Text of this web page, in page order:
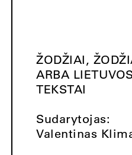
ŽODŽIAI,
ARBA
TEKSTAI
Sudarytojas:
Valentinas